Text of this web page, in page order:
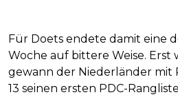
Für Doets endete damit eine
Woche auf bittere Weise. Erst
gewann der Niederländer mit
13 seinen ersten PDC-